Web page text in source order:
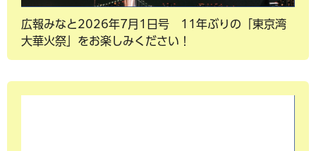
広報みなと2026年7月1日号 11年ぶりの「東京湾
大華火祭」をお楽しみください！